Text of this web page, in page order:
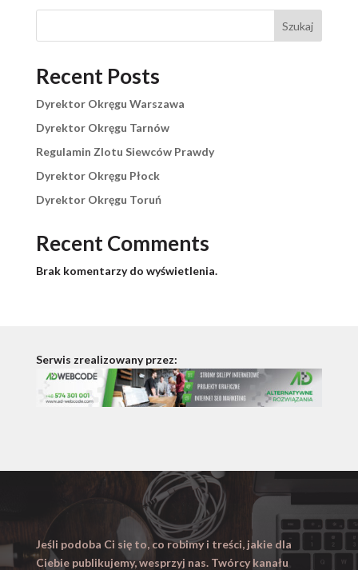
Szukaj
Recent Posts
Dyrektor Okręgu Warszawa
Dyrektor Okręgu Tarnów
Regulamin Zlotu Siewców Prawdy
Dyrektor Okręgu Płock
Dyrektor Okręgu Toruń
Recent Comments
Brak komentarzy do wyświetlenia.
Serwis zrealizowany przez:
Jeśli podoba Ci się to, co robimy i treści, jakie dla
Ciebie publikujemy, wesprzyj nas. Twórcy kanału